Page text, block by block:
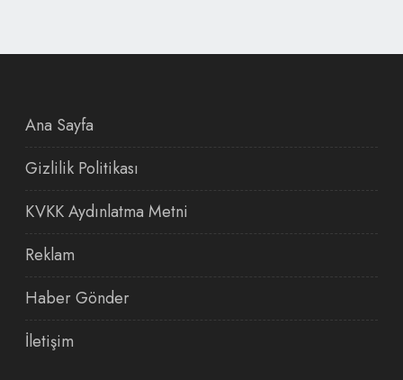
Ana Sayfa
Gizlilik Politikası
KVKK Aydınlatma Metni
Reklam
Haber Gönder
İletişim